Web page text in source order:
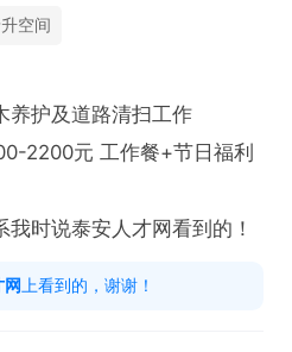
空间
养护及道路清扫工作
2200元 工作餐+节日福利
时说泰安人才网看到的！
网 上看到的，谢谢！